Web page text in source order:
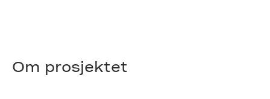
Om prosjektet